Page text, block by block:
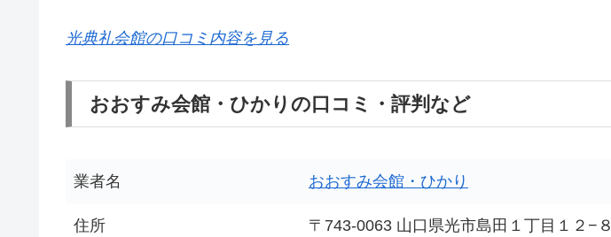
光典礼会館の口コミ内容を見る
おおすみ会館・ひかりの口コミ・評判など
業者名 おおすみ会館・ひかり
住所 〒743-0063 山口県光市島田１丁目１２−８